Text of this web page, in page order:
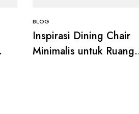
BLOG
Inspirasi Dining Chair
Minimalis untuk Ruang